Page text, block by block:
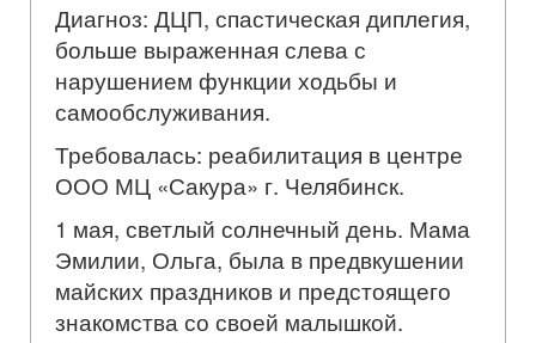
Диагноз: ДЦП, спастическая диплегия,
больше выраженная слева с
нарушением функции ходьбы и
самообслуживания.
Требовалась: реабилитация в центре
ООО МЦ «Сакура» г. Челябинск.
1 мая, светлый солнечный день. Мама
Эмилии, Ольга, была в предвкушении
майских праздников и предстоящего
знакомства со своей малышкой.